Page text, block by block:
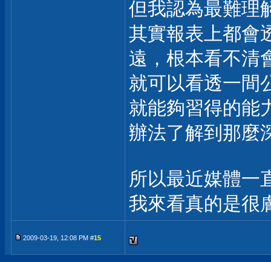
但我認為最難理
其實報表上都會
遠，根本看不清
就可以看透一間
就能夠習得的能
辦法了解到那麼
所以最近媒體一
我來看真的是很
2009-03-19, 12:08 PM #15